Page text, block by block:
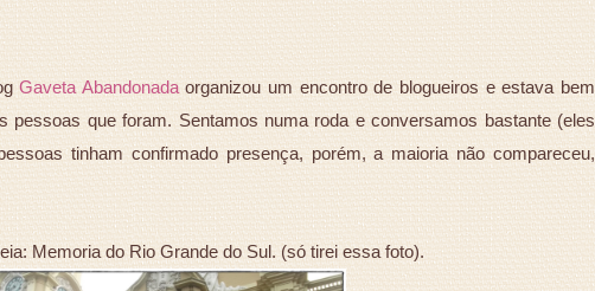
Gaveta Abandonadaorganizou um encontro de blogueiros e estava bem
pessoas que foram. Sentamos numa roda e conversamos bastante (eles
tinham confirmado presença, porém, a maioria não compareceu,
Memoria do Rio Grande do Sul. (só tirei essa foto).